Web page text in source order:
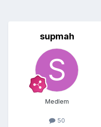
supmah
Medlem
50